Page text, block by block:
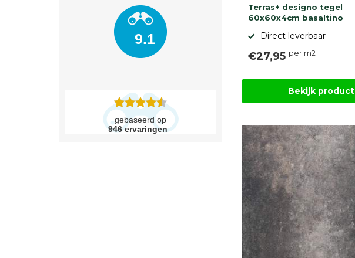
9.1
gebaseerd op
946 ervaringen
Terras+ designo tegel
60x60x4cm basaltino
Direct leverbaar
€27,95 per m2
Bekijk product